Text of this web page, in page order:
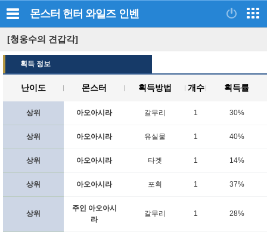
몬스터 헌터 와일즈 인벤
[청웅수의 견갑각]
획득 정보
난이도 몬스터 획득방법 개수 획득률
상위 아오아시라 갈무리 1 30%
상위 아오아시라 유실물 1 40%
상위 아오아시라 타겟 1 14%
상위 아오아시라 포획 1 37%
상위
주인 아오아시
라
갈무리 1 28%